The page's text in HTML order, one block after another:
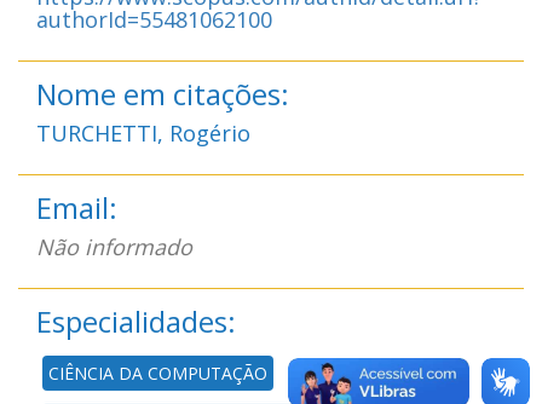
authorId=55481062100
Nome em citações:
TURCHETTI, Rogério
Email:
Não informado
Especialidades:
CIÊNCIA DA COMPUTAÇÃO